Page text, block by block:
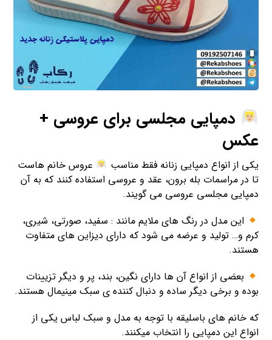
دمپایی مجلسی برای عروسی +
عکس
یکی از انواع دمپایی زنانه فقط مناسب
عروس خانم هاست
تا در مراسمات بله برون، عقد و عروسی استفاده کنند که به آن
دمپایی مجلسی عروسی می گویند.
این مدل در رنگ های ملایم مانند : سفید، صورتی، شیری،
کرم و… تولید و عرضه می شود که دارای دیزاین های متفاوت
هستند.
بعضی از انواع آن ها دارای نگین، بند، پر و دیگر تزیینات
بوده و برخی دیگر ساده و دنبال کننده ی سبک مینیمال هستند.
که خانم های باسلیقه با توجه به مدل و سبک لباس یکی از
انواع این دمپایی را انتخاب میکنند.